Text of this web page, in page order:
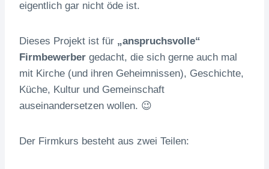
eigentlich gar nicht öde ist.
Dieses Projekt ist für „anspruchsvolle“
Firmbewerber gedacht, die sich gerne auch mal
mit Kirche (und ihren Geheimnissen), Geschichte,
Küche, Kultur und Gemeinschaft
auseinandersetzen wollen. 😉
Der Firmkurs besteht aus zwei Teilen: